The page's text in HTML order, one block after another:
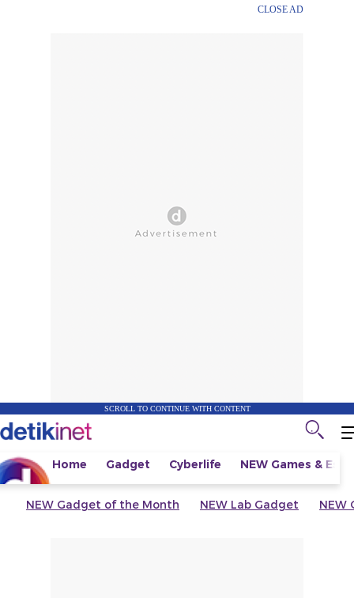
CLOSE AD
SCROLL TO CONTINUE WITH CONTENT
Home Gadget Cyberlife NEW Games &
NEW Gadget of the Month NEW Lab Gadget NEW